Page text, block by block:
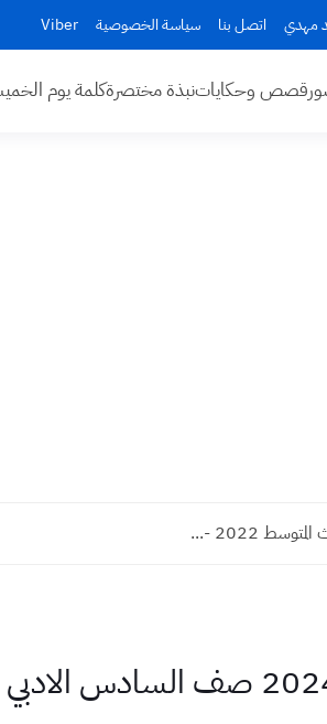
مهدي اتصل بنا سياسة الخصوصية Viber
قصص وحكاياتنبذة مختصرةكلمة يوم
2022 -...